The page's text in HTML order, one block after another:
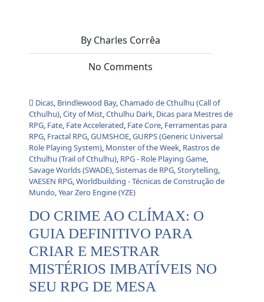
By Charles Corrêa
No Comments
Dicas, Brindlewood Bay,Chamado de Cthulhu (Call of
Cthulhu),City of Mist,Cthulhu Dark, Dicas para Mestres de
RPG, Fate, Fate Accelerated, Fate Core, Ferramentas para
RPG, Fractal RPG,GUMSHOE,GURPS (Generic Universal
Role Playing System), Monster of the Week, Rastros de
Cthulhu (Trail of Cthulhu), RPG - Role Playing Game,
Savage Worlds (SWADE),Sistemas de RPG,Storytelling,
VAESEN RPG,Worldbuilding - Técnicas de Construção de
Mundo,Year Zero Engine (YZE)
DO CRIME AO CLÍMAX: O
GUIA DEFINITIVO PARA
CRIAR E MESTRAR
MISTÉRIOS IMBATÍVEIS NO
SEU RPG DE MESA